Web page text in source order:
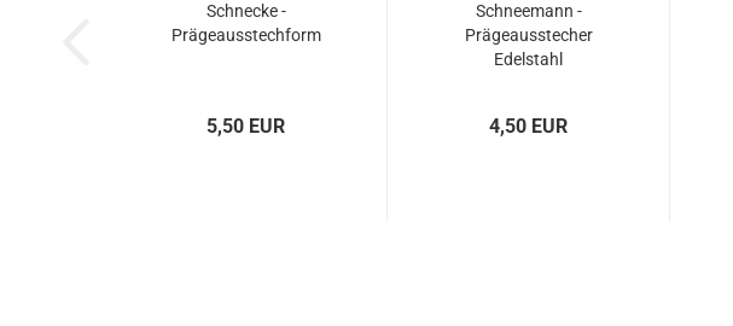
Schnecke -
Prägeausstechform
5,50 EUR
Schneemann -
Prägeausstecher
Edelstahl
4,50 EUR